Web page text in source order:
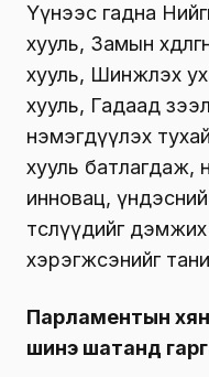
Үүнээс гадна
хууль, Замын
хууль, Шинжлэх
хууль, Гадаад
нэмэгдүүлэх
хууль батлагдаж,
инновац,
төслүүдийг
хэрэгжсэнийг
Парламентын
шинэ шатанд